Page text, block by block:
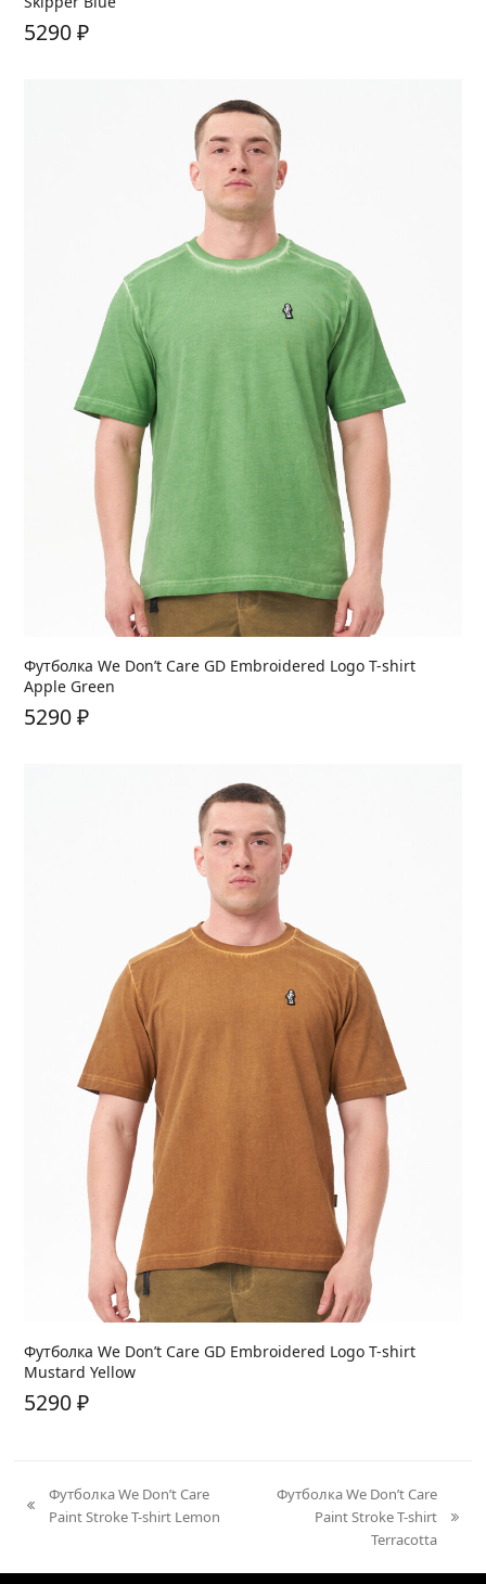
5290₽
Футболка We Don’t Care GD Embroidered Logo T-shirt
Apple Green
5290₽
Футболка We Don’t Care GD Embroidered Logo T-shirt
Mustard Yellow
5290₽
previous
Футболка We Don’t Care
Paint Stroke T-shirt Lemon
Футболка We Don’t Care
Paint Stroke T-shirt
Terracotta